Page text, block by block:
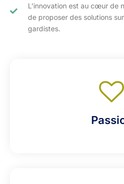
L'innovation est au cœur de
de proposer des solutions
gardistes.